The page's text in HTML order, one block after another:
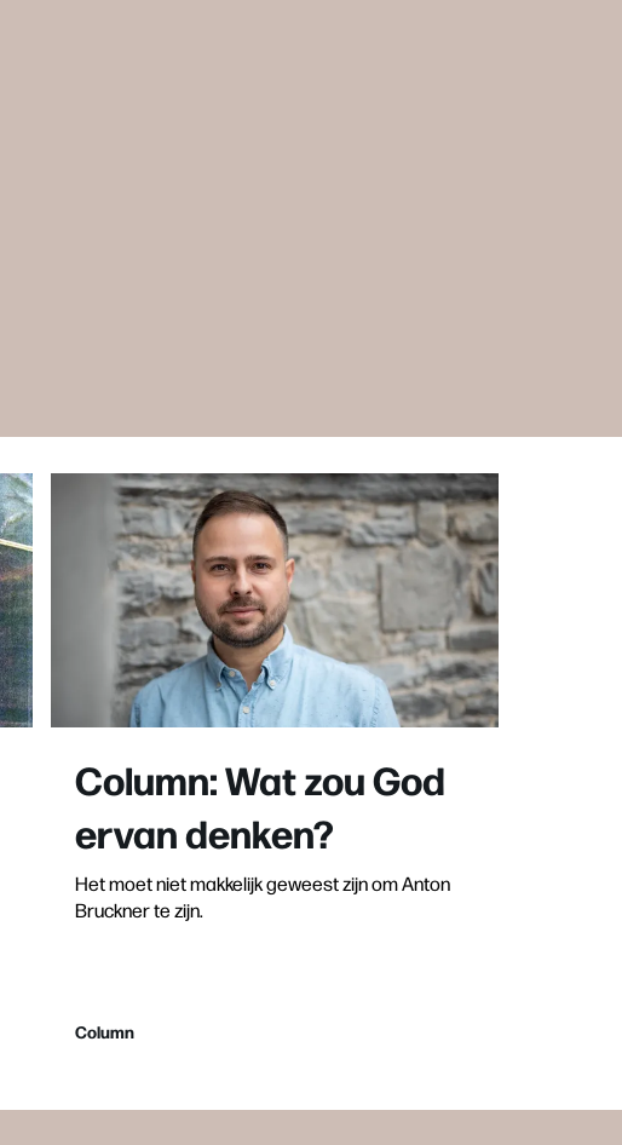
Column: Wat zou God
ervan denken?
Het moet niet makkelijk geweest zijn om Anton
Bruckner te zijn.
Column